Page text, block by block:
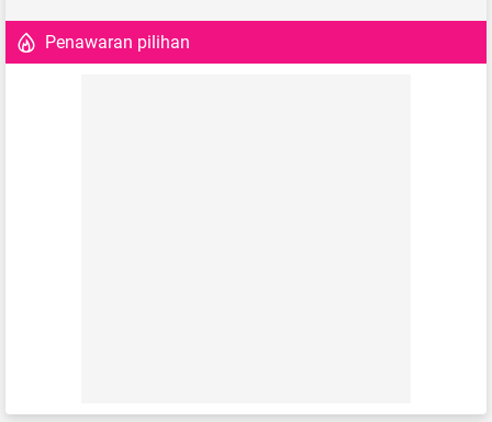
Penawaran pilihan